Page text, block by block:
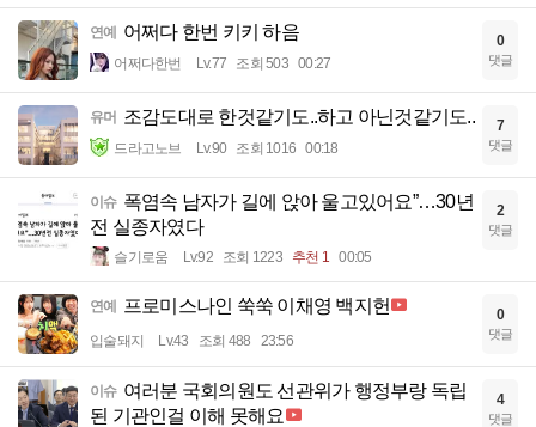
연예 어쩌다 한번 키키 하음
어쩌다한번 Lv.77 조회 503 00:27
0
댓글
유머 조감도대로 한것같기도..하고 아닌것같기도..
드라고노브 Lv.90 조회 1016 00:18
7
댓글
이슈 폭염속 남자가 길에 앉아 울고있어요”…30년
전 실종자였다
슬기로움 Lv.92 조회 1223 추천 1 00:05
2
댓글
연예 프로미스나인 쑥쑥 이채영 백지헌
입술돼지 Lv.43 조회 488 23:56
0
댓글
이슈 여러분 국회의원도 선관위가 행정부랑 독립
된 기관인걸 이해 못해요
4
댓글